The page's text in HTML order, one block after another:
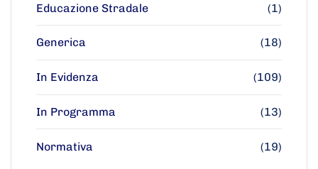
Educazione Stradale (1)
Generica (18)
In Evidenza (109)
In Programma (13)
Normativa (19)